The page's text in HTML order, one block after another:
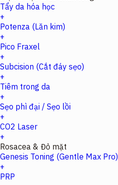
Tẩy da hóa học
+
Potenza (Lăn kim)
+
Pico Fraxel
+
Subcision (Cắt đáy sẹo)
+
Tiêm trong da
+
Sẹo phì đại / Sẹo lồi
+
CO2 Laser
+
Rosacea & Đỏ mặt
Genesis Toning (Gentle Max Pro)
+
PRP